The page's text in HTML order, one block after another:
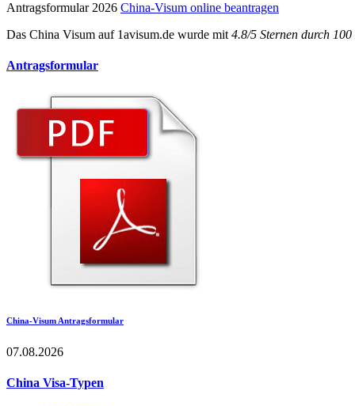
Antragsformular 2026 China-Visum online beantragen
Das China Visum auf 1avisum.de wurde mit 4.8/5 Sternen durch 100
Antragsformular
China-Visum Antragsformular
07.08.2026
China Visa-Typen